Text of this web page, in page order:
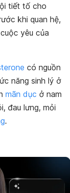
tiết tố cho
khi quan hệ,
yêu của
có nguồn
năng sinh lý ở
mãn dục ở nam
đau lưng, mỏi
.